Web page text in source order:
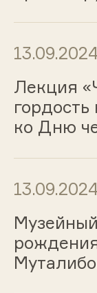
13.09.2024
Лекция
ко Дню
13.09.2024